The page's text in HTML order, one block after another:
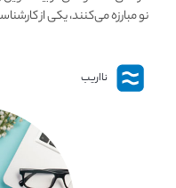
نو مبارزه می‌کنند، یکی از
نااریب